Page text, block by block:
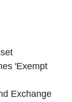
'Exempt
Exchange